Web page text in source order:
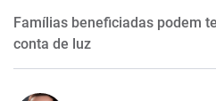
Famílias beneficiadas podem
conta de luz